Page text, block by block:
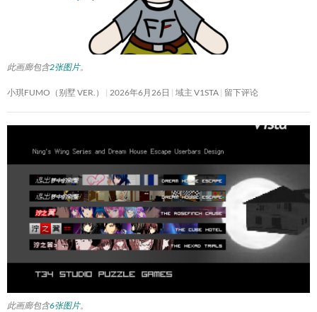
此画廊包含2张图片。
小琪FUMO（别墅 VER.） 2026年6月26日 域主 V1STA 留下评论
此画廊包含6张图片。